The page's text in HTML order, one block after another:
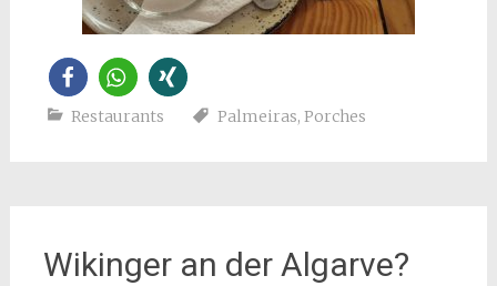
Restaurants Palmeiras, Porches
Wikinger an der Algarve?